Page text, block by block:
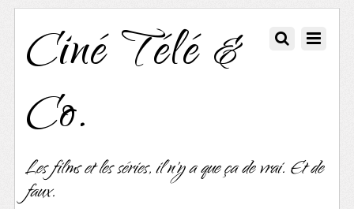
Ciné Télé &
Co.
Les films et les séries, il n'y a que ça de vrai. Et de
faux.